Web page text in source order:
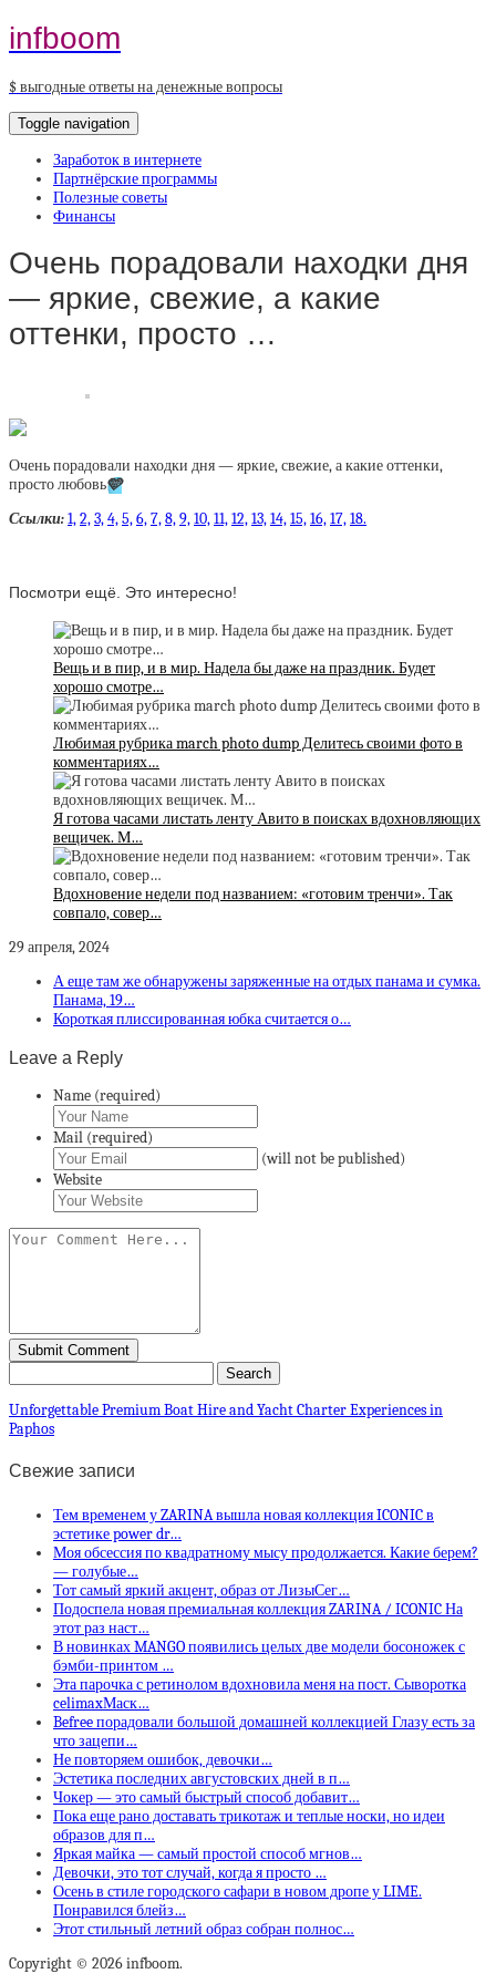
infboom
$ выгодные ответы на денежные вопросы
Toggle navigation
Заработок в интернете
Партнёрские программы
Полезные советы
Финансы
Очень порадовали находки дня
— яркие, свежие, а какие
оттенки, просто …
Очень порадовали находки дня — яркие, свежие, а какие оттенки,
просто любовь🩵
Ссылки:1,2,3,4,5,6,7,8,9,10,11,12,13,14,15,16,17,18.
Посмотри ещё. Это интересно!
Вещь и в пир, и в мир. Надела бы даже на праздник. Будет
хорошо смотре…
Любимая рубрика march photo dump Делитесь своими фото в
комментариях…
Я готова часами листать ленту Авито в поисках вдохновляющих
вещичек. М…
Вдохновение недели под названием: «готовим тренчи». Так
совпало, совер…
29 апреля, 2024
А еще там же обнаружены заряженные на отдых панама и сумка.
Панама, 19…
Короткая плиссированная юбка считается о…
Leave a Reply
Name (required)
Mail (required)
(will not be published)
Website
Unforgettable Premium Boat Hire and Yacht Charter Experiences in
Paphos
Свежие записи
Тем временем у ZARINA вышла новая коллекция ICONIC в
эстетике power dr…
Моя обсессия по квадратному мысу продолжается. Какие берем?
— голубые…
Тот самый яркий акцент, образ от ЛизыСег…
Подоспела новая премиальная коллекция ZARINA / ICONIC На
этот раз наст…
В новинках MANGO появились целых две модели босоножек с
бэмби-принтом …
Эта парочка с ретинолом вдохновила меня на пост. Сыворотка
celimaxМаск…
Befree порадовали большой домашней коллекцией Глазу есть за
что зацепи…
Не повторяем ошибок, девочки…
Эстетика последних августовских дней в п…
Чокер — это самый быстрый способ добавит…
Пока еще рано доставать трикотаж и теплые носки, но идеи
образов для п…
Яркая майка — самый простой способ мгнов…
Девочки, это тот случай, когда я просто …
Осень в стиле городского сафари в новом дропе у LIME.
Понравился блейз…
Этот стильный летний образ собран полнос…
Copyright © 2026 infboom.